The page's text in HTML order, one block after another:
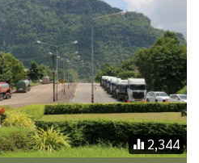
2,344